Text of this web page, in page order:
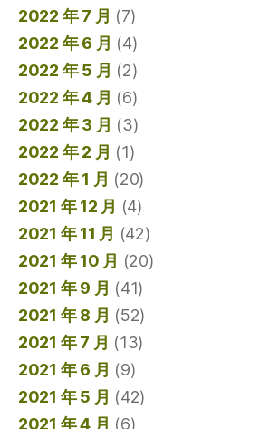
2022 年 7 月 (7)
2022 年 6 月 (4)
2022 年 5 月 (2)
2022 年 4 月 (6)
2022 年 3 月 (3)
2022 年 2 月 (1)
2022 年 1 月 (20)
2021 年 12 月 (4)
2021 年 11 月 (42)
2021 年 10 月 (20)
2021 年 9 月 (41)
2021 年 8 月 (52)
2021 年 7 月 (13)
2021 年 6 月 (9)
2021 年 5 月 (42)
2021 年 4 月 (6)